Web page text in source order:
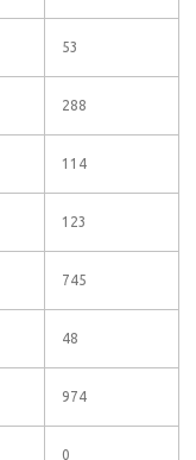
53
288
114
123
745
48
974
0